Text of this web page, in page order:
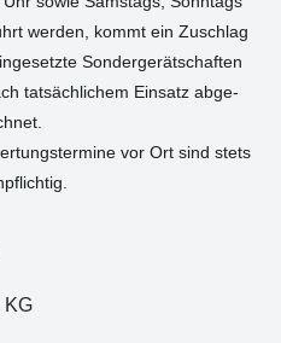
wer­den, kommt ein Zuschlag
Son­der­ge­rät­schaf­ten
tat­säch­li­chem Ein­satz abge­
vor Ort sind stets
KG